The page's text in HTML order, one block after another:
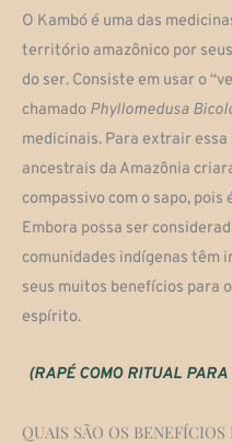
O Kambó é uma das
território amazônico por
do ser. Consiste em usar o
chamado Phyllomedusa
medicinais. Para extrair
ancestrais da Amazônia
compassivo com o sapo,
Embora possa ser
comunidades indígenas têm
seus muitos benefícios para
espírito.
(RAPÉ COMO RITUAL PARA
QUAIS SÃO OS